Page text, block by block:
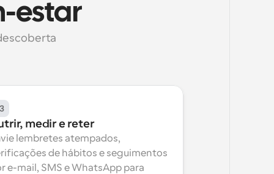
estar
medir e reter
lembretes atempados,
de hábitos e seguimentos
e-mail, SMS e WhatsApp para